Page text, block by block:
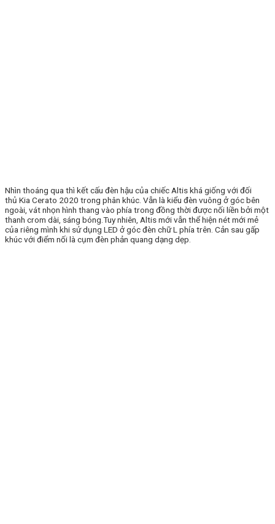
Nhìn thoáng qua thì kết cấu đèn hậu của chiếc Altis khá giống với đối
thủ Kia Cerato 2020 trong phân khúc. Vẫn là kiểu đèn vuông ở góc bên
ngoài, vát nhọn hình thang vào phía trong đồng thời được nối liền bởi một
thanh crom dài, sáng bóng.Tuy nhiên, Altis mới vẫn thể hiện nét mới mẻ
của riêng mình khi sử dụng LED ở góc đèn chữ L phía trên. Cản sau gấp
khúc với điểm nối là cụm đèn phản quang dạng dẹp.